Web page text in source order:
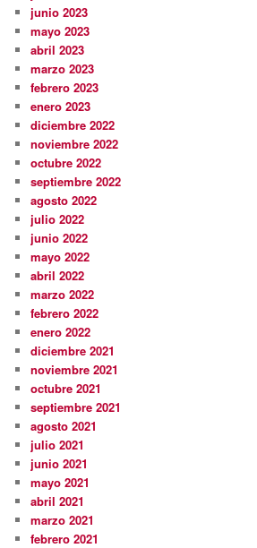
junio 2023
mayo 2023
abril 2023
marzo 2023
febrero 2023
enero 2023
diciembre 2022
noviembre 2022
octubre 2022
septiembre 2022
agosto 2022
julio 2022
junio 2022
mayo 2022
abril 2022
marzo 2022
febrero 2022
enero 2022
diciembre 2021
noviembre 2021
octubre 2021
septiembre 2021
agosto 2021
julio 2021
junio 2021
mayo 2021
abril 2021
marzo 2021
febrero 2021